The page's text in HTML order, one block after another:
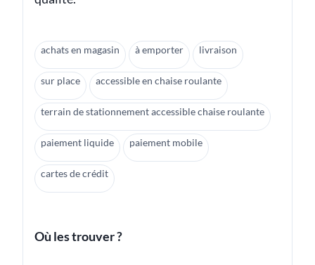
achats en magasin à emporter livraison
sur place accessible en chaise roulante
terrain de stationnement accessible chaise roulante
paiement liquide paiement mobile
cartes de crédit
Où les trouver ?